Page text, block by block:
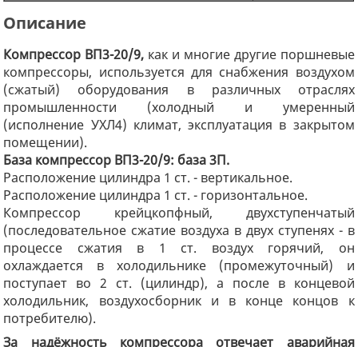
Описание
Компрессор ВП3-20/9, как и многие другие поршневые
компрессоры, используется для снабжения воздухом
(сжатый) оборудования в различных отраслях
промышленности (холодный и умеренный
(исполнение УХЛ4) климат, эксплуатация в закрытом
помещении).
База компрессор ВП3-20/9: база 3П.
Расположение цилиндра 1 ст. - вертикальное.
Расположение цилиндра 1 ст. - горизонтальное.
Компрессор крейцкопфный, двухступенчатый
(последовательное сжатие воздуха в двух ступенях - в
процессе сжатия в 1 ст. воздух горячий, он
охлаждается в холодильнике (промежуточный) и
поступает во 2 ст. (цилиндр), а после в концевой
холодильник, воздухосборник и в конце концов к
потребителю).
За надёжность компрессора отвечает аварийная